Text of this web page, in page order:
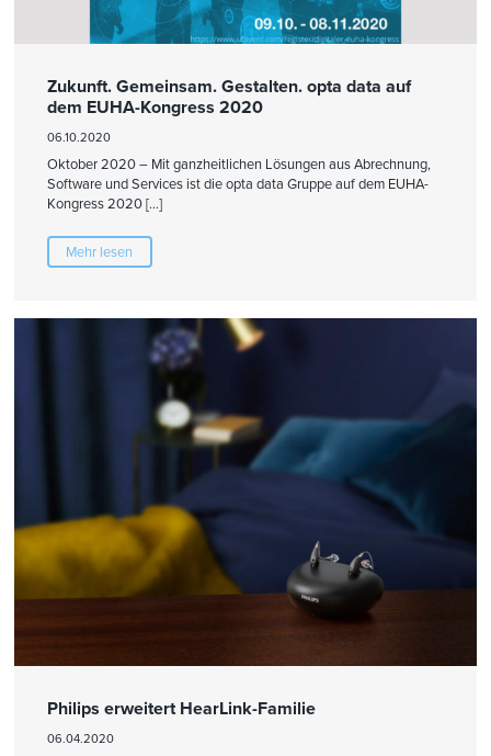
Zukunft. Gemeinsam. Gestalten. opta data auf
dem EUHA-Kongress 2020
06.10.2020
Oktober 2020 – Mit ganzheitlichen Lösungen aus Abrechnung,
Software und Services ist die opta data Gruppe auf dem EUHA-
Kongress 2020 […]
Mehr lesen
Philips erweitert HearLink-Familie
06.04.2020